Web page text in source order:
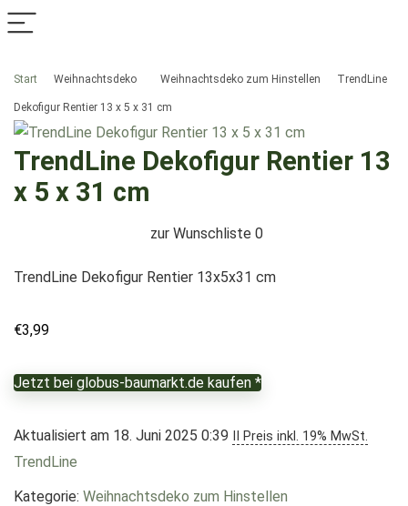
Start Weihnachtsdeko Weihnachtsdeko zum Hinstellen TrendLine
Dekofigur Rentier 13 x 5 x 31 cm
TrendLine Dekofigur Rentier 13
x 5 x 31 cm
zur Wunschliste 0
TrendLine Dekofigur Rentier 13x5x31 cm
€3,99
Jetzt bei globus-baumarkt.de kaufen *
Aktualisiert am 18. Juni 2025 0:39 II Preis inkl. 19% MwSt.
TrendLine
Kategorie: Weihnachtsdeko zum Hinstellen